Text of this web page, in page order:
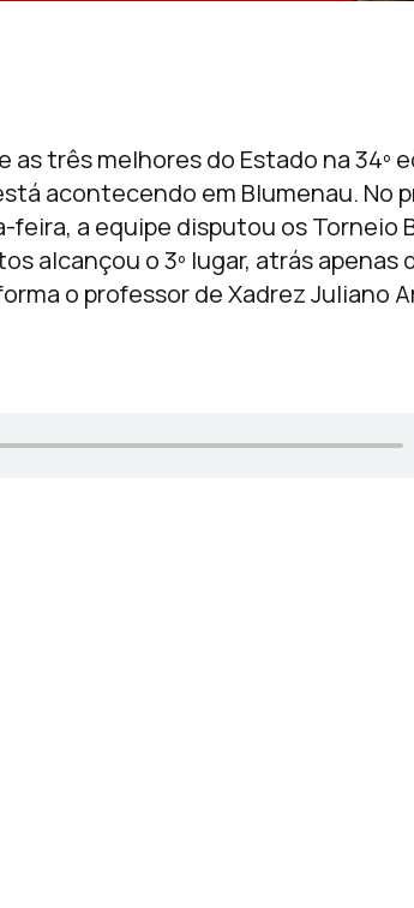
três melhores do Estado na 34º
acontecendo em Blumenau. No
a equipe disputou os Torneio
alcançou o 3º lugar, atrás apenas
o professor de Xadrez Juliano